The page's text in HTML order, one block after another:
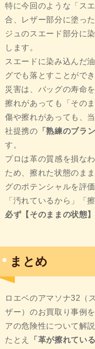
特に今回のような「ス
合、レザー部分に塗っ
ジュのスエード部分に
します。
スエードに染み込んだ
グでも落とすことがで
災害は、バッグの寿命
擦れがあっても「その
傷や擦れがあっても、
社提携の 「熟練のブラ
す。
プロは革の質感を損な
ため、擦れた状態のま
グのポテンシャルを評
「汚れているから」「
必ず【そのままの状態
まとめ
ロエベのアマソナ32（
ザー）のお買取り事例
アの危険性について解
たとえ
「革が擦れてい